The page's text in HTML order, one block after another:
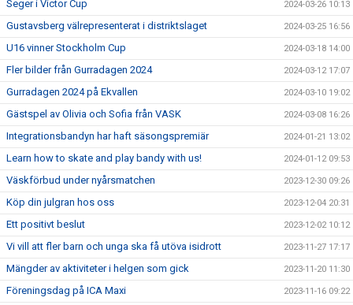
Seger i Victor Cup 2024-03-26 10:13
Gustavsberg välrepresenterat i distriktslaget 2024-03-25 16:56
U16 vinner Stockholm Cup 2024-03-18 14:00
Fler bilder från Gurradagen 2024 2024-03-12 17:07
Gurradagen 2024 på Ekvallen 2024-03-10 19:02
Gästspel av Olivia och Sofia från VASK 2024-03-08 16:26
Integrationsbandyn har haft säsongspremiär 2024-01-21 13:02
Learn how to skate and play bandy with us! 2024-01-12 09:53
Väskförbud under nyårsmatchen 2023-12-30 09:26
Köp din julgran hos oss 2023-12-04 20:31
Ett positivt beslut 2023-12-02 10:12
Vi vill att fler barn och unga ska få utöva isidrott 2023-11-27 17:17
Mängder av aktiviteter i helgen som gick 2023-11-20 11:30
Föreningsdag på ICA Maxi 2023-11-16 09:22